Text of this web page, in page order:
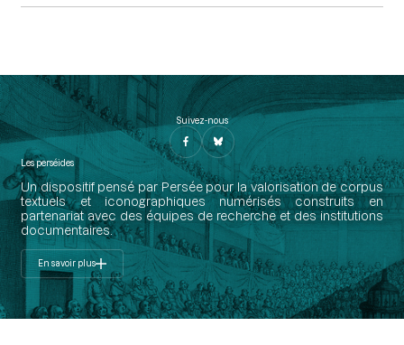
Suivez-nous
Les perséides
Un dispositif pensé par Persée pour la valorisation de corpus
textuels et iconographiques numérisés construits en
partenariat avec des équipes de recherche et des institutions
documentaires.
En savoir plus